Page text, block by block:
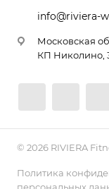
info@riviera-
Московская
КП Николино,
© 2026 RIVIERA
Политика